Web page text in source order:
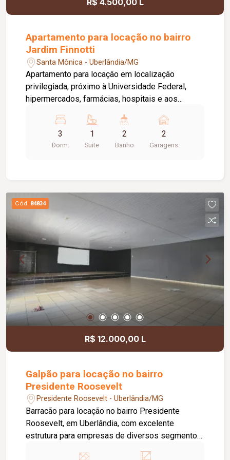
R$ 4.500,00 L
Apartamento para locação no bairro
Jardim Finnotti
Santa Mônica - Uberlândia/MG
Apartamento para locação em localização
privilegiada, próximo à Universidade Federal,
hipermercados, farmácias, hospitais e aos
03 quartos, sendo 01 suíte ampla com closet,
oferecendo conforto e praticidade para toda a
família. Possui sala espaçosa com vista livre,
de lazer e confraternização. O apartamento
dispõe ainda de elevador e 02 vagas de
3
Dorm.
1
Suite
2
Banho
2
Garagens
Cód. 84834
R$ 12.000,00 L
Galpão para locação no bairro
Presidente Roosevelt
Presidente Roosevelt - Uberlândia/MG
Barracão para locação no bairro Presidente
Roosevelt, em Uberlândia, com excelente
estrutura para empresas de diversos segmentos.